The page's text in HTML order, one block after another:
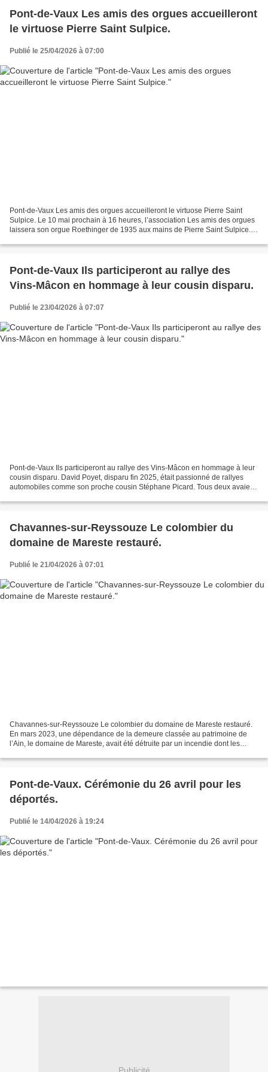
Pont-de-Vaux Les amis des orgues accueilleront
le virtuose Pierre Saint Sulpice.
Publié le 25/04/2026 à 07:00
Pont-de-Vaux Les amis des orgues accueilleront le virtuose Pierre Saint
Sulpice. Le 10 mai prochain à 16 heures, l’association Les amis des orgues
laissera son orgue Roethinger de 1935 aux mains de Pierre Saint Sulpice.
Pont-de-Vaux Ils participeront au rallye des
Vins-Mâcon en hommage à leur cousin disparu.
Publié le 23/04/2026 à 07:07
Pont-de-Vaux Ils participeront au rallye des Vins-Mâcon en hommage à leur
cousin disparu. David Poyet, disparu fin 2025, était passionné de rallyes
automobiles comme son proche cousin Stéphane Picard. Tous deux avaient
Chavannes-sur-Reyssouze Le colombier du
domaine de Mareste restauré.
Publié le 21/04/2026 à 07:01
Chavannes-sur-Reyssouze Le colombier du domaine de Mareste restauré.
En mars 2023, une dépendance de la demeure classée au patrimoine de
l’Ain, le domaine de Mareste, avait été détruite par un incendie dont les
Pont-de-Vaux. Cérémonie du 26 avril pour les
déportés.
Publié le 14/04/2026 à 19:24